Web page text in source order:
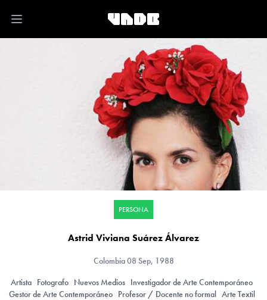
Open main menu
PERSONA
Astrid Viviana Suárez Álvarez
Colombia08 Sep, 1988
Artista Fotografo Nuevos Medios Investigador de Arte Contemporáneo
Gestor de Arte Contemporáneo Profesor / Docente no formal Arte Textil